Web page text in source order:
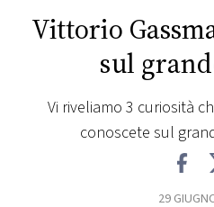
RADIO
PLAYLIST
Vittorio
sul
Vi riveliamo 3 curiosità
conoscete sul
29